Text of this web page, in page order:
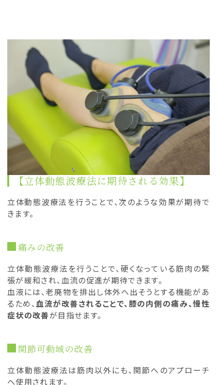
【立体動態波療法に期待される効果】
立体動態波療法を行うことで、次のような効果が期待で
きます。
痛みの改善
立体動態波療法を行うことで、硬くなっている筋肉の緊
張が緩和され、血流の促進が期待できます。
血液には、老廃物を排出し体外へ出そうとする機能があ
るため、 血流が改善されることで、膝の内側の痛み、慢性
症状の改善が目指せます。
関節可動域の改善
立体動態波療法は筋肉以外にも、関節へのアプローチ
へ使用されます。